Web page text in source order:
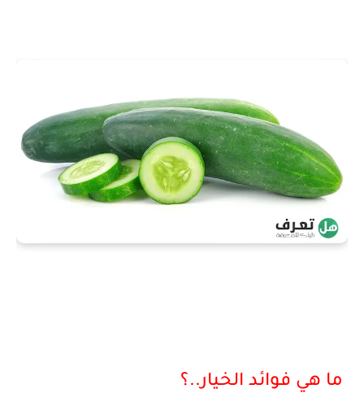
ما هي فوائد الخيار..؟